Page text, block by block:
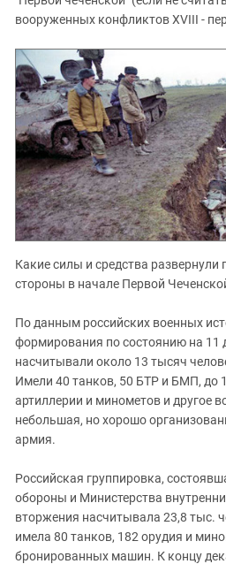
вооруженных конфликтов XVIII -
Какие силы и средства
стороны в начале Первой
По данным российских военных
формирования по состоянию на 11
насчитывали около 13 тысяч
Имели 40 танков, 50 БТР и БМП, до
артиллерии и минометов и другое
небольшая, но хорошо
армия.
Российская группировка,
обороны и Министерства
вторжения насчитывала 23,8 тыс.
имела 80 танков, 182 орудия и
бронированных машин. К концу